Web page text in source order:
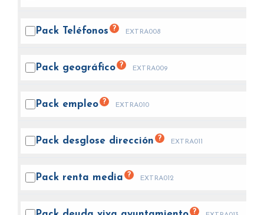
Pack Teléfonos ? EXTRA008
Pack geográfico ? EXTRA009
Pack empleo ? EXTRA010
Pack desglose dirección ? EXTRA011
Pack renta media ? EXTRA012
?